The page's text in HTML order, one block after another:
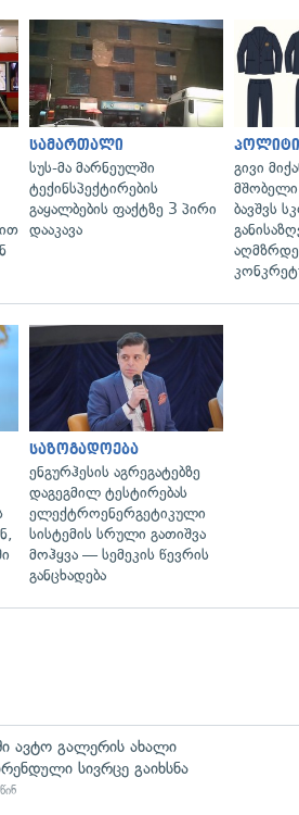
სამართალი
სუს-მა მარნეულში
ტექინსპექტირების
გაყალბების ფაქტზე 3 პირი
დააკავა
გივი
მშობელი
ბავშვს
საზოგადოება
ენგურჰესის აგრეგატებზე
დაგეგმილ ტესტირებას
ელექტროენერგეტიკული
სისტემის სრული გათიშვა
მოჰყვა — სემეკის წევრის
განცხადება
ავტო გალერის ახალი
სივრცე გაიხსნა